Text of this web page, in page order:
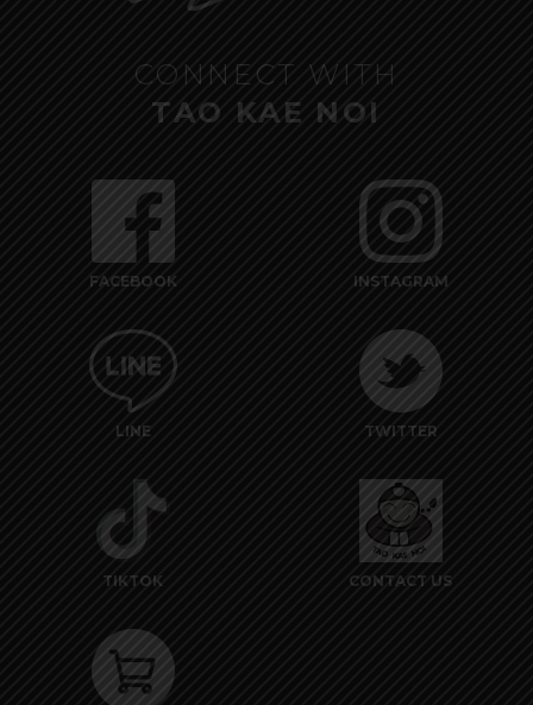
CONNECT WITH
TAO KAE NOI
FACEBOOK INSTAGRAM
LINE TWITTER
TIKTOK CONTACT US